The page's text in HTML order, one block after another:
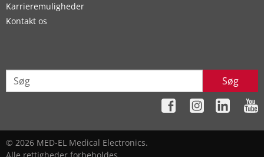
Karrieremuligheder
Kontakt os
Søg
© 2026 MED-EL Medical Electronics.